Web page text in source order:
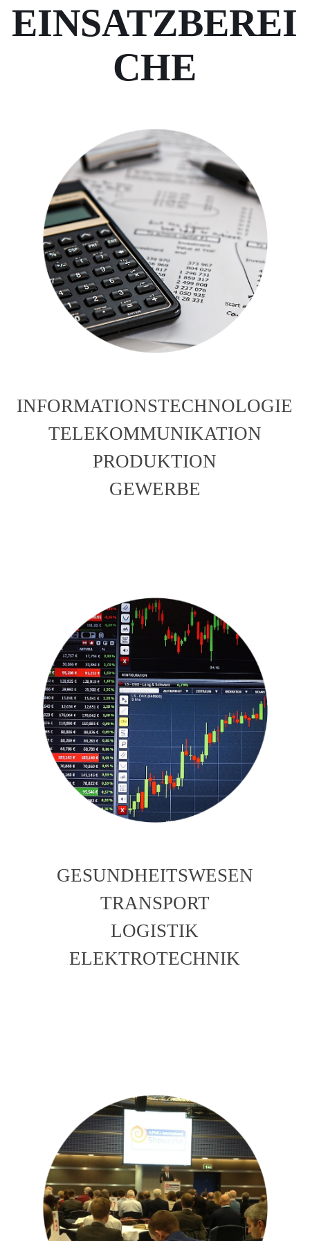
EINSATZBEREI
CHE
INFORMATIONSTECHNOLOGIE
TELEKOMMUNIKATION
PRODUKTION
GEWERBE
GESUNDHEITSWESEN
TRANSPORT
LOGISTIK
ELEKTROTECHNIK